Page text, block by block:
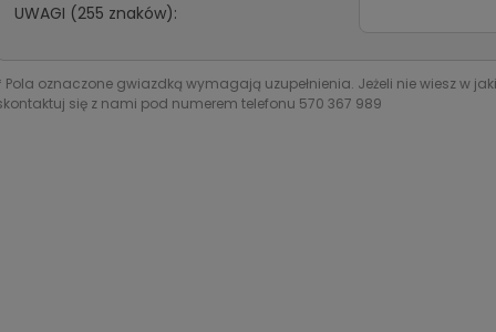
UWAGI (255 znaków):
Pola oznaczone gwiazdką wymagają uzupełnienia. Jeżeli nie wiesz w
się z nami pod numerem telefonu 570 367 989